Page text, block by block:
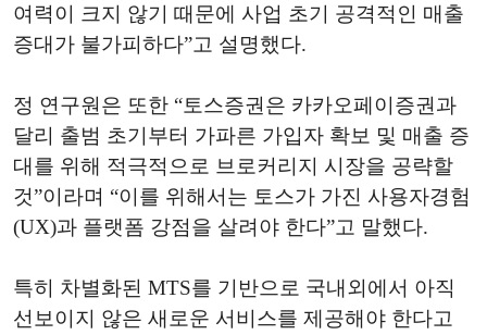
여력이 크지 않기 때문에 사업 초기 공격적인 매출
증대가 불가피하다”고 설명했다.
정 연구원은 또한 “토스증권은 카카오페이증권과
달리 출범 초기부터 가파른 가입자 확보 및 매출 증
대를 위해 적극적으로 브로커리지 시장을 공략할
것”이라며 “이를 위해서는 토스가 가진 사용자경험
(UX)과 플랫폼 강점을 살려야 한다”고 말했다.
특히 차별화된 MTS를 기반으로 국내외에서 아직
선보이지 않은 새로운 서비스를 제공해야 한다고